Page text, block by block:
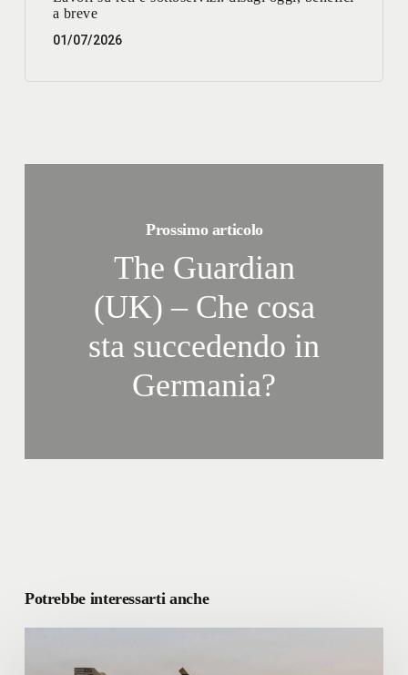
a breve
01/07/2026
Prossimo articolo
The Guardian
(UK) – Che cosa
sta succedendo in
Germania?
Potrebbe interessarti anche